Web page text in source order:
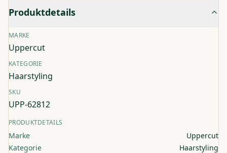
Produktdetails
MARKE
Uppercut
KATEGORIE
Haarstyling
SKU
UPP-62812
PRODUKTDETAILS
Marke
Uppercut
Kategorie
Haarstyling